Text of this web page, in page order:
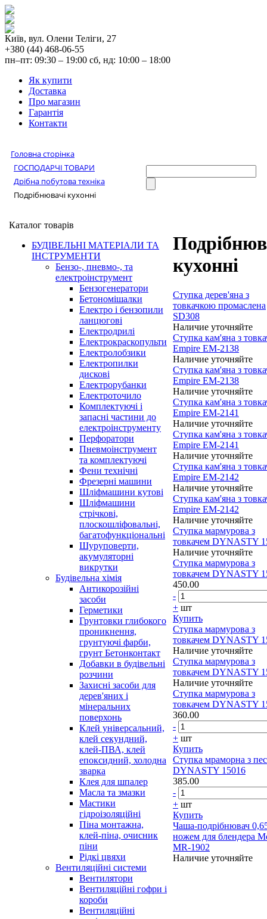
Київ, вул. Олени Теліги, 27
+380 (44) 468-06-55
пн–пт: 09:30 – 19:00 сб, нд: 10:00 – 18:00
Як купити
Доставка
Про магазин
Гарантія
Контакти
Головна сторінка
ГОСПОДАРЧІ ТОВАРИ
Дрібна побутова техніка
Подрібнювачі кухонні
Каталог товарів
БУДІВЕЛЬНІ МАТЕРІАЛИ ТА
ІНСТРУМЕНТИ
Бензо-, пневмо-, та
електроінструмент
Бензогенератори
Бетономішалки
Електро і бензопили
ланцюгові
Електродрилі
Електрокраскопульти
Електролобзики
Електропилки
дискові
Електрорубанки
Електроточило
Комплектуючі і
запасні частини до
електроінструменту
Перфоратори
Пневмоінструмент
та комплектуючі
Фени технічні
Фрезерні машини
Шліфмашини кутові
Шліфмашини
стрічкові,
плоскошліфовальні,
багатофункціональні
Шуруповерти,
акумуляторні
викрутки
Будівельна хімія
Антикорозійні
засоби
Герметики
Грунтовки глибокого
проникнення,
грунтуючі фарби,
грунт Бетонконтакт
Добавки в будівельні
розчини
Захисні засоби для
дерев'яних і
мінеральних
поверхонь
Клей універсальний,
клей секундний,
клей-ПВА, клей
епоксидний, холодна
зварка
Клея для шпалер
Масла та змазки
Мастики
гідроізоляційні
Піна монтажна,
клей-піна, очисник
піни
Рідкі цвяхи
Вентиляційні системи
Вентилятори
Вентиляційні гофри і
короби
Вентиляційні
кухонні
Cтупка дерев'яна з
товкачкою промаслена
SD308
Наличие уточняйте
Cтупка кам'яна з
Empire EM-2138
Наличие уточняйте
Cтупка кам'яна з
Empire EM-2138
Наличие уточняйте
Cтупка кам'яна з
Empire EM-2141
Наличие уточняйте
Cтупка кам'яна з
Empire EM-2141
Наличие уточняйте
Cтупка кам'яна з
Empire EM-2142
Наличие уточняйте
Cтупка кам'яна з
Empire EM-2142
Наличие уточняйте
Cтупка мармурова з
товкачем DYNASTY
Наличие уточняйте
Cтупка мармурова з
товкачем DYNASTY
450.00
-
+ шт
Купить
Cтупка мармурова з
товкачем DYNASTY
Наличие уточняйте
Cтупка мармурова з
товкачем DYNASTY
Наличие уточняйте
Cтупка мармурова з
товкачем DYNASTY
360.00
-
+ шт
Купить
Ступка мраморна з
DYNASTY 15016
385.00
-
+ шт
Купить
Чаша-подрібнювач
ножем для блендера
MR-1902
Наличие уточняйте